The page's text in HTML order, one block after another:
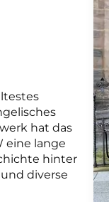
hat das
eine lange
hinter
diverse